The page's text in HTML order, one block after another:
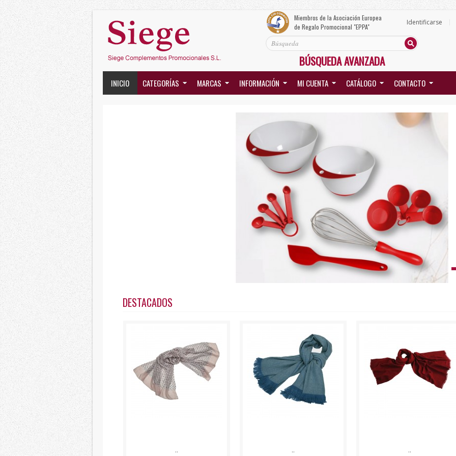
Identificarse
Miembros de la Asociación Europea
de Regalo Promocional "EPPA"
BÚSQUEDA AVANZADA
INICIO CATEGORÍAS MARCAS INFORMACIÓN MI CUENTA CATÁLOGO CONTACTO
DESTACADOS
.. .. ..